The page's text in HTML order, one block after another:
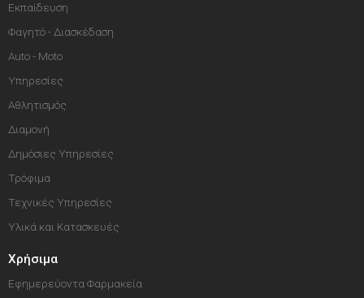
Εκπαίδευση
Φαγητό - Διασκέδαση
Auto - Moto
Υπηρεσίες
Αθλητισμός
Διαμονή
Δημόσιες Υπηρεσίες
Τρόφιμα
Τεχνικές Υπηρεσίες
Υλικά και Κατασκευές
Χρήσιμα
Εφημερεύοντα Φαρμακεία